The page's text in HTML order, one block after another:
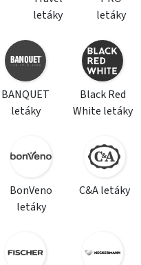
letáky
letáky
BANQUET
letáky
Black Red
White letáky
BonVeno
letáky
C&A letáky